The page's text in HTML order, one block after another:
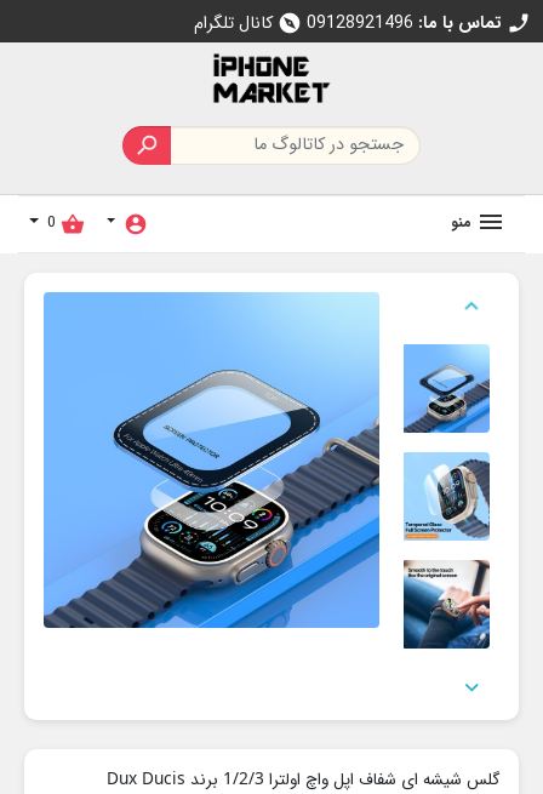
call تماس با ما: 09128921496
explore کانال تلگرام

منو account_circle
shopping_basket
0


گلس شیشه ای شفاف اپل واچ اولترا 1/2/3 برند Dux Ducis